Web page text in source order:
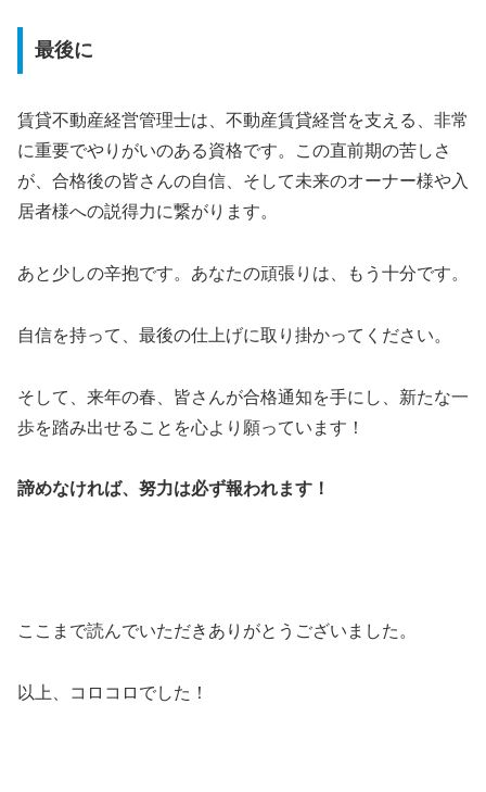
最後に
賃貸不動産経営管理士は、不動産賃貸経営を支える、非常
に重要でやりがいのある資格です。この直前期の苦しさ
が、合格後の皆さんの自信、そして未来のオーナー様や入
居者様への説得力に繋がります。
あと少しの辛抱です。あなたの頑張りは、もう十分です。
自信を持って、最後の仕上げに取り掛かってください。
そして、来年の春、皆さんが合格通知を手にし、新たな一
歩を踏み出せることを心より願っています！
諦めなければ、努力は必ず報われます！
ここまで読んでいただきありがとうございました。
以上、コロコロでした！